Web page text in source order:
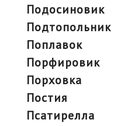
подосиновик
подтопольник
поплавок
порфировик
порховка
постия
псатирелла